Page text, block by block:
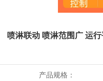
喷淋联动 喷淋范围广 运
产品规格：